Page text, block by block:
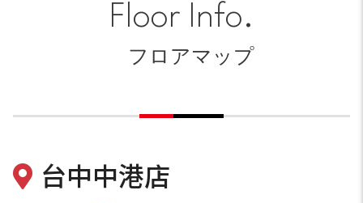
Floor Info.
フロアマップ
台中中港店